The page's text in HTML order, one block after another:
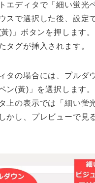
エディタで「細い蛍光
スで選択した後、設定
黃)」ボタンを押します
タグが挿入されます。
タの場合には、プルダ
ン(黃)」を選択します
上の表示では「細い蛍
かし、プレビューで見